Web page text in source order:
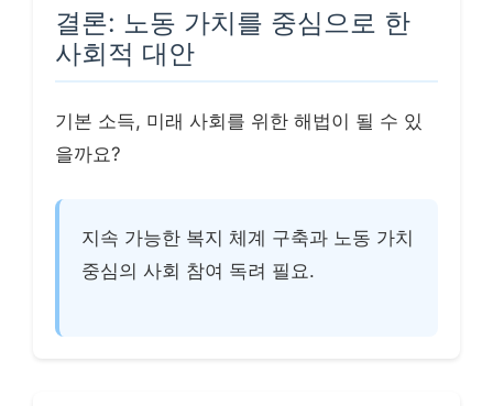
결론: 노동 가치를 중심으로 한
사회적 대안
기본 소득, 미래 사회를 위한 해법이 될 수 있
을까요?
지속 가능한 복지 체계 구축과 노동 가치
중심의 사회 참여 독려 필요.